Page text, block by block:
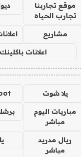
موقع تجاربنا
تجارب الحياه
مشاريع
اعلانات باكلينك
يلا شوت
مباريات اليوم
مباشر
ريال مدريد
مباشر